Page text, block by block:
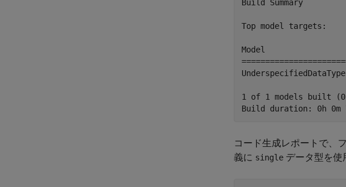
Build Summary
Top model targets:
Model
1 of 1 models built (0
コード生成レポートで、
義に single データ型を使